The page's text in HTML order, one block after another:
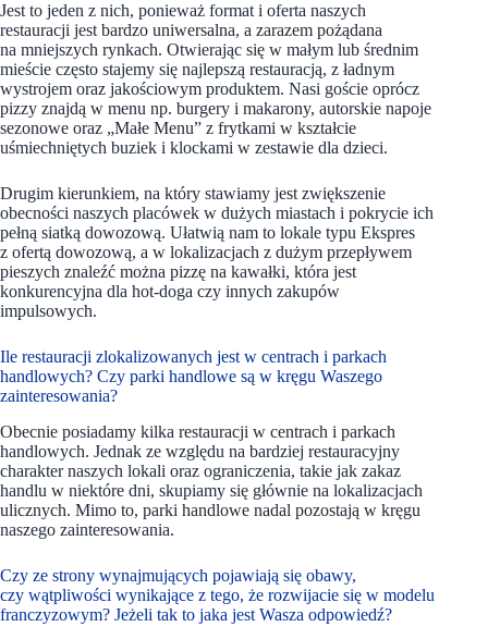
Jest to jeden z nich, ponieważ format i oferta naszych
restauracji jest bardzo uniwersalna, a zarazem pożądana
na mniejszych rynkach. Otwierając się w małym lub średnim
mieście często stajemy się najlepszą restauracją, z ładnym
wystrojem oraz jakościowym produktem. Nasi goście oprócz
pizzy znajdą w menu np. burgery i makarony, autorskie napoje
sezonowe oraz „Małe Menu” z frytkami w kształcie
uśmiechniętych buziek i klockami w zestawie dla dzieci.
Drugim kierunkiem, na który stawiamy jest zwiększenie
obecności naszych placówek w dużych miastach i pokrycie ich
pełną siatką dowozową. Ułatwią nam to lokale typu Ekspres
z ofertą dowozową, a w lokalizacjach z dużym przepływem
pieszych znaleźć można pizzę na kawałki, która jest
konkurencyjna dla hot-doga czy innych zakupów
impulsowych.
Ile restauracji zlokalizowanych jest w centrach i parkach
handlowych? Czy parki handlowe są w kręgu Waszego
zainteresowania?
Obecnie posiadamy kilka restauracji w centrach i parkach
handlowych. Jednak ze względu na bardziej restauracyjny
charakter naszych lokali oraz ograniczenia, takie jak zakaz
handlu w niektóre dni, skupiamy się głównie na lokalizacjach
ulicznych. Mimo to, parki handlowe nadal pozostają w kręgu
naszego zainteresowania.
Czy ze strony wynajmujących pojawiają się obawy,
czy wątpliwości wynikające z tego, że rozwijacie się w modelu
franczyzowym? Jeżeli tak to jaka jest Wasza odpowiedź?